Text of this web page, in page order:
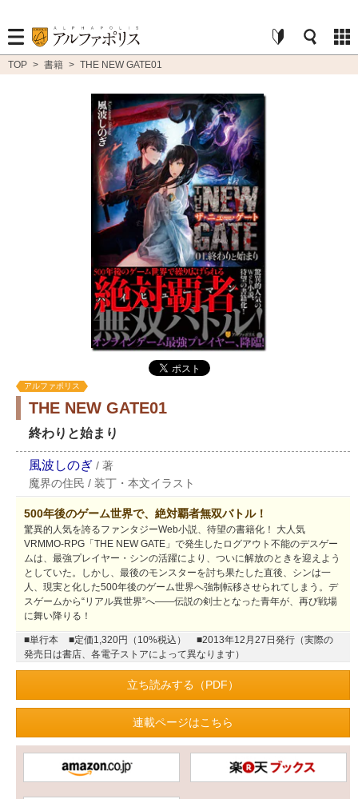
TOP > 書籍 > THE NEW GATE01
アルファポリス
THE NEW GATE01
終わりと始まり
風波しのぎ / 著
魔界の住民 / 装丁・本文イラスト
500年後のゲーム世界で、絶対覇者無双バトル！
驚異的人気を誇るファンタジーWeb小説、待望の書籍化！ 大人気
VRMMO-RPG「THE NEW GATE」で発生したログアウト不能のデスゲー
ムは、最強プレイヤー・シンの活躍により、ついに解放のときを迎えよう
としていた。しかし、最後のモンスターを討ち果たした直後、シンは一
人、現実と化した500年後のゲーム世界へ強制転移させられてしまう。デ
スゲームから“リアル異世界”へ――伝説の剣士となった青年が、再び戦場
に舞い降りる！
■単行本 ■定価1,320円（10%税込）
■2013年12月27日発行（実際の
発売日は書店、各電子ストアによって異なります）
立ち読みする（PDF）
連載ページはこちら